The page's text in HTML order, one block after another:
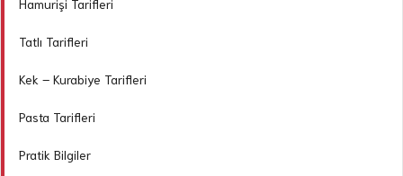
Hamurişi Tarifleri
Tatlı Tarifleri
Kek – Kurabiye Tarifleri
Pasta Tarifleri
Pratik Bilgiler